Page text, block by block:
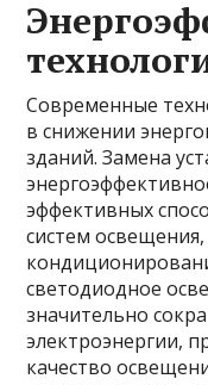
Современные
в снижении
зданий. Замена
эффективных
систем
светодиодное
значительно
электроэнергии,
качество